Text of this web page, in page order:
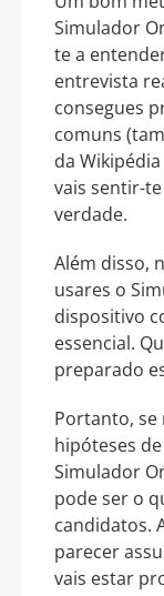
Simulador
te a
entrevista
consegues
comuns
da
vais sentir-
verdade.
Além disso,
usares o
dispositivo
essencial.
preparado
Portanto, se
hipóteses
Simulador
pode ser o
candidatos.
parecer
vais estar